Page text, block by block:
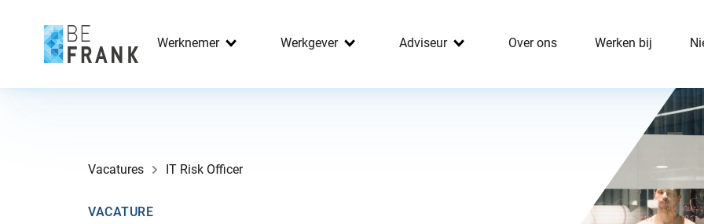
Werknemer Werkgever Adviseur Over ons Werken bij
Vacatures IT Risk Officer
VACATURE